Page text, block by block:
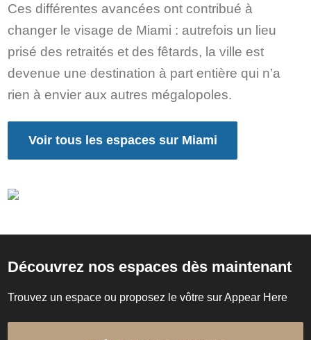
Ces différentes avancées ont contribué à
changer le visage de Miami : autrefois un lieu
prisé des retraités et des fêtards, la ville est
devenue une destination à part entière qui n’a
rien à envier aux autres mégalopoles.
Voir tous les espaces sur Miami
Découvrez nos espaces dès maintenant
Trouvez un espace ou proposez le vôtre sur Appear Here